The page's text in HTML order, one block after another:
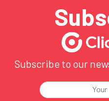
Subscribe to our